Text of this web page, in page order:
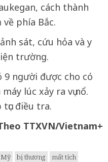
cách thành
phía Bắc.
sát, cứu hỏa và y
trường.
người được cho có
lúc xảy ra vụ nổ.
điều tra.
TTXVN/Vietnam+
Mỹ bị thương
mất tích